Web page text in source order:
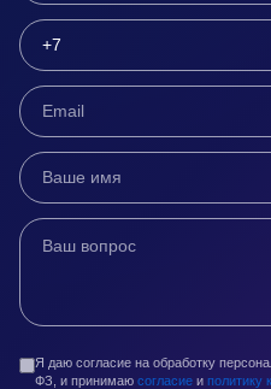
Я даю согласие на обработку
ФЗ, и принимаю согласие и политику